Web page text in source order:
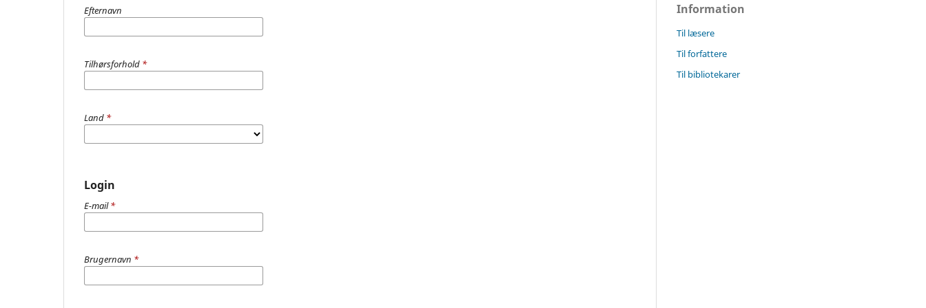
Efternavn
Tilhørsforhold *
Land *
Login
E-mail*
Brugernavn *
Information
Til læsere
Til forfattere
Til bibliotekarer